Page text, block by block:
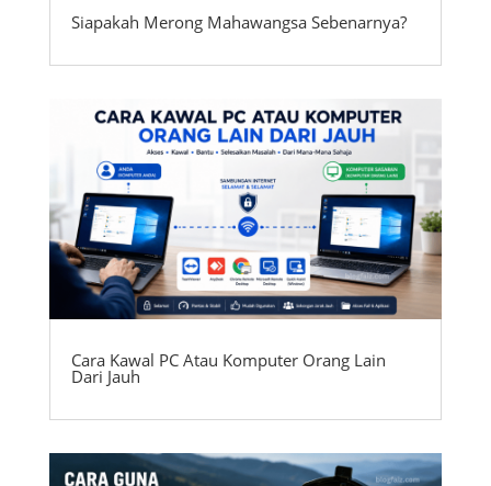
Siapakah Merong Mahawangsa Sebenarnya?
Cara Kawal PC Atau Komputer Orang Lain
Dari Jauh